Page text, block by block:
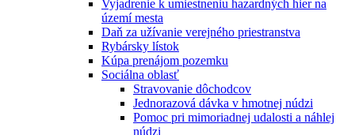
Vyjadrenie k umiestneniu hazardných hier na
území mesta
Daň za užívanie verejného priestranstva
Rybársky lístok
Kúpa prenájom pozemku
Sociálna oblasť
Stravovanie dôchodcov
Jednorazová dávka v hmotnej núdzi
Pomoc pri mimoriadnej udalosti a náhlej
núdzi